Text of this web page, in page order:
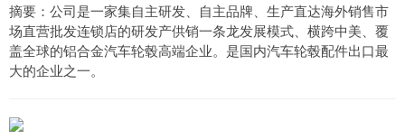
摘要：公司是一家集自主研发、自主品牌、生产直达海外销售市
场直营批发连锁店的研发产供销一条龙发展模式、横跨中美、覆
盖全球的铝合金汽车轮毂高端企业。是国内汽车轮毂配件出口最
大的企业之一。